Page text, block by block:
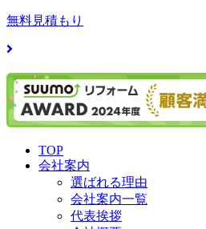
無料見積もり
TOP
会社案内
選ばれる理由
会社案内一覧
代表挨拶